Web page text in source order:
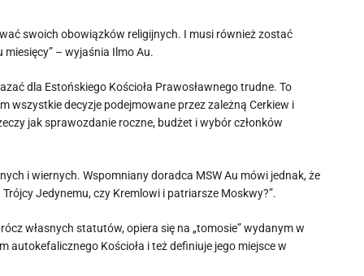
swoich obowiązków religijnych. I musi również zostać
– wyjaśnia Ilmo Au.
dla Estońskiego Kościoła Prawosławnego trudne. To
wszystkie decyzje podejmowane przez zależną Cerkiew i
jak sprawozdanie roczne, budżet i wybór członków
i wiernych. Wspomniany doradca MSW Au mówi jednak, że
Jedynemu, czy Kremlowi i patriarsze Moskwy?”.
własnych statutów, opiera się na „tomosie” wydanym w
autokefalicznego Kościoła i też definiuje jego miejsce w